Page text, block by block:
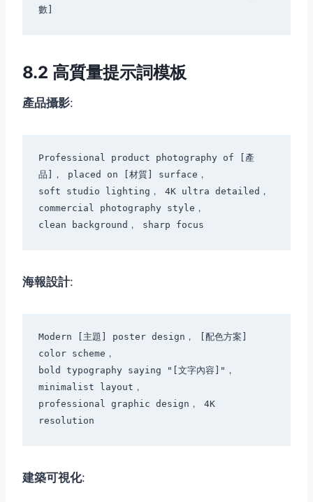
8.2 高質量提示詞模板
產品攝影:
Professional product photography of [產
品]， placed on [材質] surface，
soft studio lighting， 4K ultra detailed，
commercial photography style，
海報設計:
Modern [主題] poster design， [配色方案]
color scheme，
bold typography saying "[文字內容]"，
minimalist layout，
professional graphic design， 4K
建築可視化: